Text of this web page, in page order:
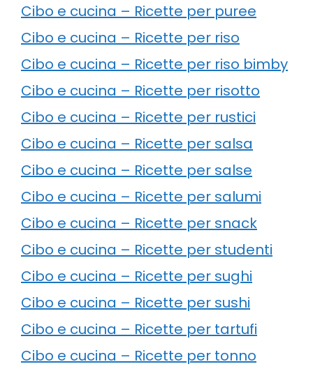
Cibo e cucina – Ricette per puree
Cibo e cucina – Ricette per riso
Cibo e cucina – Ricette per riso bimby
Cibo e cucina – Ricette per risotto
Cibo e cucina – Ricette per rustici
Cibo e cucina – Ricette per salsa
Cibo e cucina – Ricette per salse
Cibo e cucina – Ricette per salumi
Cibo e cucina – Ricette per snack
Cibo e cucina – Ricette per studenti
Cibo e cucina – Ricette per sughi
Cibo e cucina – Ricette per sushi
Cibo e cucina – Ricette per tartufi
Cibo e cucina – Ricette per tonno